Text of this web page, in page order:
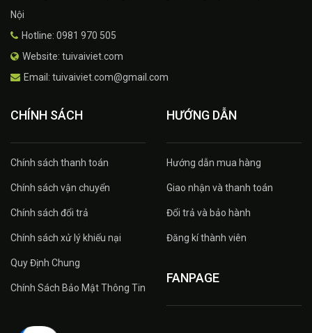
Nội
Hotline: 0981 970 505
Website: tuivaiviet.com
Email: tuivaiviet.com@gmail.com
CHÍNH SÁCH
Chính sách thanh toán
Chính sách vận chuyển
Chính sách đổi trả
Chính sách xử lý khiếu nại
Quy Định Chung
Chính Sách Bảo Mật Thông Tin
HƯỚNG DẪN
Hướng dẫn mua hàng
Giao nhận và thanh toán
Đổi trả và bảo hành
Đăng kí thành viên
FANPAGE